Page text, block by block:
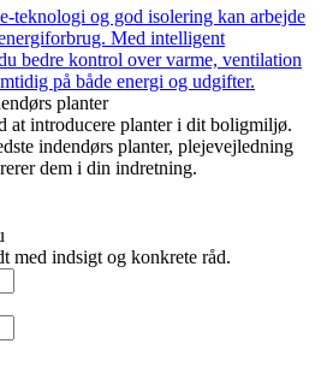
teknologi og god isolering kan arbejde
Med intelligent
bedre kontrol over varme, ventilation
på både energi og udgifter.
planter
at introducere planter i dit boligmiljø.
indendørs planter, plejevejledning
dem i din indretning.
med indsigt og konkrete råd.